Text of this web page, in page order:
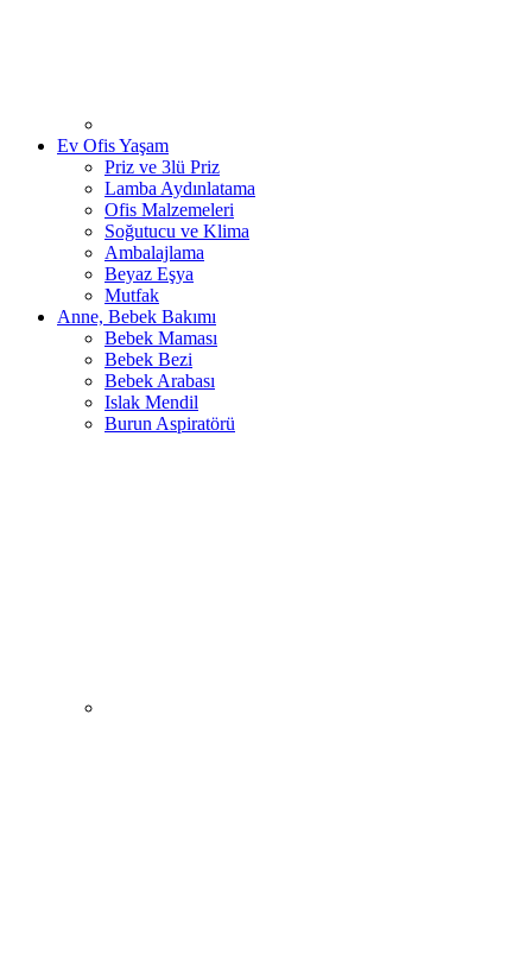
Ev Ofis Yaşam
Priz ve 3lü Priz
Lamba Aydınlatama
Ofis Malzemeleri
Soğutucu ve Klima
Ambalajlama
Beyaz Eşya
Mutfak
Anne, Bebek Bakımı
Bebek Maması
Bebek Bezi
Bebek Arabası
Islak Mendil
Burun Aspiratörü